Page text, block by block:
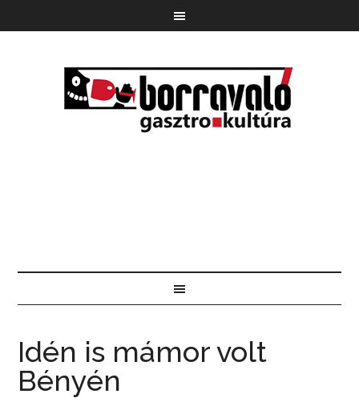
Idén is mámor volt
Bényén